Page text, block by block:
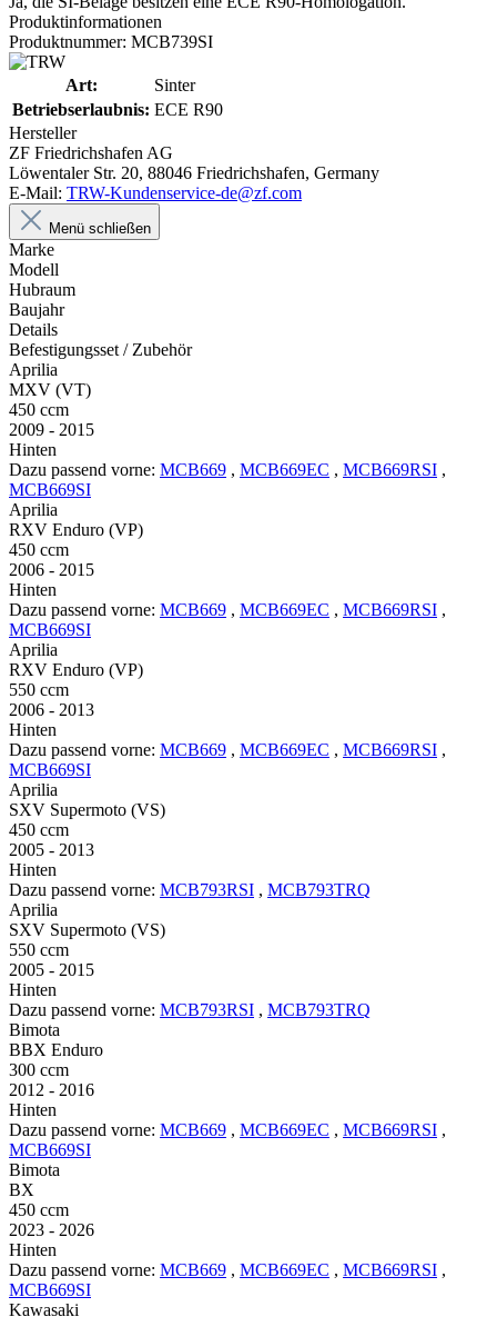
Produktinformationen
Produktnummer: MCB739SI
Art:
Sinter
Betriebserlaubnis: ECE R90
Hersteller
ZF Friedrichshafen AG
Löwentaler Str. 20, 88046 Friedrichshafen, Germany
E-Mail: TRW-Kundenservice-de@zf.com
Menü schließen
Marke
Modell
Hubraum
Baujahr
Details
Befestigungsset / Zubehör
Aprilia
MXV (VT)
450 ccm
2009 - 2015
Hinten
Dazu passend vorne: MCB669 , MCB669EC , MCB669RSI ,
MCB669SI
Aprilia
RXV Enduro (VP)
450 ccm
2006 - 2015
Hinten
Dazu passend vorne: MCB669 , MCB669EC , MCB669RSI ,
MCB669SI
Aprilia
RXV Enduro (VP)
550 ccm
2006 - 2013
Hinten
Dazu passend vorne: MCB669 , MCB669EC , MCB669RSI ,
MCB669SI
Aprilia
SXV Supermoto (VS)
450 ccm
2005 - 2013
Hinten
Dazu passend vorne: MCB793RSI , MCB793TRQ
Aprilia
SXV Supermoto (VS)
550 ccm
2005 - 2015
Hinten
Dazu passend vorne: MCB793RSI , MCB793TRQ
Bimota
BBX Enduro
300 ccm
2012 - 2016
Hinten
Dazu passend vorne: MCB669 , MCB669EC , MCB669RSI ,
MCB669SI
Bimota
BX
450 ccm
2023 - 2026
Hinten
Dazu passend vorne: MCB669 , MCB669EC , MCB669RSI ,
MCB669SI
Kawasaki